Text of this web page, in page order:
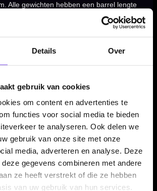
Details Over
gebruik van cookies
om content en advertenties te
functies voor social media te bieden
te analyseren. Ook delen we
gebruik van onze site met onze
media, adverteren en analyse. Deze
gegevens combineren met andere
ze heeft verstrekt of die ze hebben
van uw gebruik van hun services.
Alle gewichten hebben een barrel lengte
een oplopende barrel width per gewicht.
met shafts en flights
inclusief Supergrip Carbon midi shafts
flights. Daardoor kun je direct spelen met
Toro setup.
Harrows Toro 90% Dartpijlen
Toro steeltip dartpijlen
tungsten